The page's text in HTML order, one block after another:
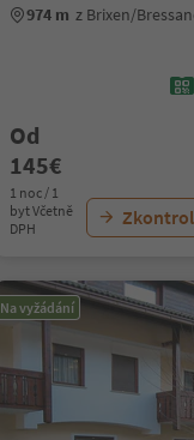
974 m z Brixen/
Od
145€
1 noc / 1
byt Včetně
DPH
Na vyžádání